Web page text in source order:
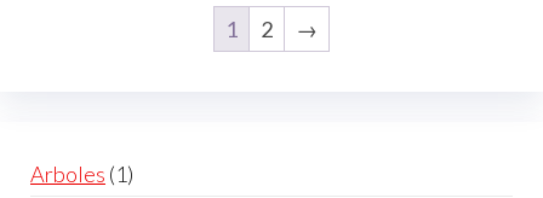
1 2 →
Arboles (1)